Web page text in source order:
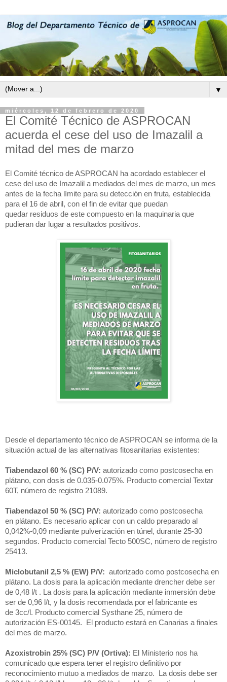
▼
miércoles, 12 de febrero de 2020
El Comité Técnico de ASPROCAN
acuerda el cese del uso de Imazalil a
mitad del mes de marzo
El Comité técnico de ASPROCAN ha acordado establecer el
cese del uso de Imazalil a mediados del mes de marzo, un mes
antes de la fecha límite para su detección en fruta, establecida
para el 16 de abril, con el fin de evitar que puedan
quedar residuos de este compuesto en la maquinaria que
pudieran dar lugar a resultados positivos.
Desde el departamento técnico de ASPROCAN se informa de la
situación actual de las alternativas fitosanitarias existentes:
Tiabendazol 60 % (SC) P/V: autorizado como postcosecha en
plátano, con dosis de 0.035-0.075%. Producto comercial Textar
60T, número de registro 21089.
Tiabendazol 50 % (SC) P/V: autorizado como postcosecha
en plátano. Es necesario aplicar con un caldo preparado al
0,042%-0,09 mediante pulverización en túnel, durante 25-30
segundos. Producto comercial Tecto 500SC, número de registro
25413.
Miclobutanil 2,5 % (EW) P/V: autorizado como postcosecha en
plátano. La dosis para la aplicación mediante drencher debe ser
de 0,48 l/t . La dosis para la aplicación mediante inmersión debe
ser de 0,96 l/t, y la dosis recomendada por el fabricante es
de 3cc/l. Producto comercial Systhane 25, número de
autorización ES-00145. El producto estará en Canarias a finales
del mes de marzo.
Azoxistrobin 25% (SC) P/V (Ortiva): El Ministerio nos ha
comunicado que espera tener el registro definitivo por
reconocimiento mutuo a mediados de marzo. La dosis debe ser